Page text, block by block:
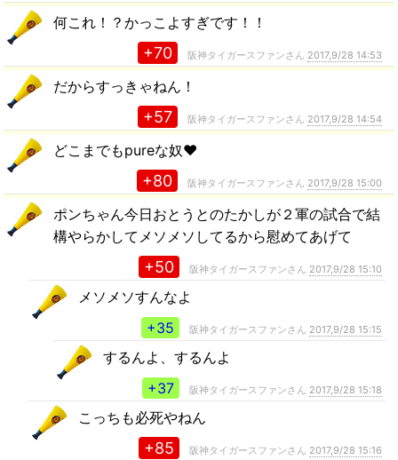
何これ！？かっこよすぎです！！
+70 阪神タイガースファンさん 2017,9/28 14:53
だからすっきゃねん！
+57 阪神タイガースファンさん 2017,9/28 14:54
どこまでもpureな奴❤
+80 阪神タイガースファンさん 2017,9/28 15:00
ポンちゃん今日おとうとのたかしが２軍の試合で結
構やらかしてメソメソしてるから慰めてあげて
+50 阪神タイガースファンさん 2017,9/28 15:10
メソメソすんなよ
+35
阪神タイガースファンさん 2017,9/28 15:15
するんよ、するんよ
+37
阪神タイガースファンさん 2017,9/28 15:18
こっちも必死やねん
+85 阪神タイガースファンさん 2017,9/28 15:16